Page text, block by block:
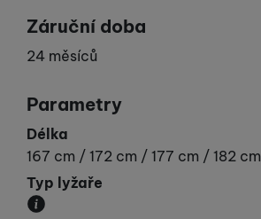
Záruční doba
24 měsíců
Parametry
Délka
167 cm / 172 cm / 177 cm / 182 cm
Typ lyžaře